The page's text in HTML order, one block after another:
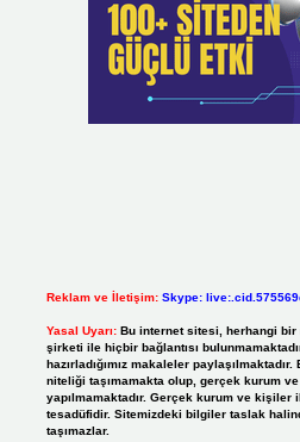
Reklam ve İletişim: Skype:
Yasal Uyarı: Bu internet sitesi, herhangi
şirketi ile hiçbir bağlantısı
hazırladığımız makaleler
niteliği taşımamakta olup, gerçek kurum
yapılmamaktadır. Gerçek kurum ve
tesadüfidir. Sitemizdeki bilgiler taslak
taşımazlar.